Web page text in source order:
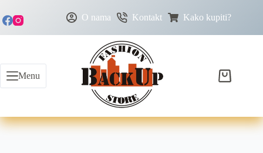
O nama Kontakt Kako kupiti?
Menu